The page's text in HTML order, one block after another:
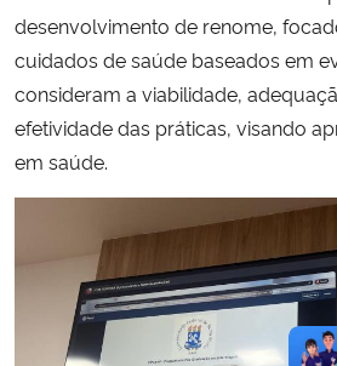
desenvolvimento de renome,
cuidados de saúde baseados em
consideram a viabilidade,
efetividade das práticas, visando
em saúde.